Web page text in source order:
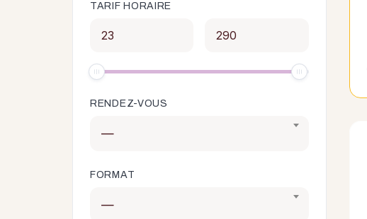
TARIF HORAIRE
RENDEZ-VOUS
—
FORMAT
—